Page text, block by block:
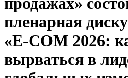
пленарная
«E-COM 2026:
вырваться в